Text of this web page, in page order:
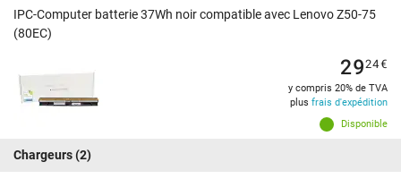
IPC-Computer batterie 37Wh noir compatible avec Lenovo Z50-75
(80EC)
Disponible
2924€
y compris 20% de TVA
plus frais d'expédition
Chargeurs(2)